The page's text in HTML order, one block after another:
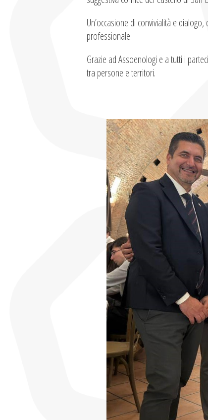
Un’occasione di convivialità e
professionale.
Grazie ad Assoenologi e a tutti i
tra persone e territori.